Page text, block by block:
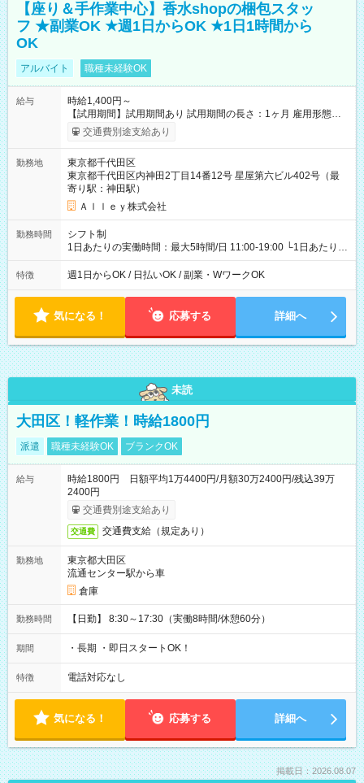
【座り＆手作業中心】香水shopの梱包スタッ
フ ★副業OK ★週1日からOK ★1日1時間から
OK
アルバイト 職種未経験OK
給与
時給1,400円～
【試用期間】試用期間あり 試用期間の長さ：1ヶ月 雇用形態、
給与は本採用時と同じです。
交通費別途支給あり
勤務地
東京都千代田区
東京都千代田区内神田2丁目14番12号 星屋第六ビル402号（最
寄り駅：神田駅）
Ａｌｌｅｙ株式会社
勤務時間
シフト制
1日あたりの実働時間：最大5時間/日 11:00-19:00 └1日あたりの
実働時間：1-5時間 └上記の時間帯内であれば、いつでも勤務可
能！ └平日・土曜日の中で、お好きな曜日でご勤務いただけま
18:00 などのように、自由な働き方が可能なお仕事です！
特徴 週1日からOK / 日払いOK / 副業・WワークOK
気になる！ 応募する 詳細へ
未読
大田区！軽作業！時給1800円
派遣 職種未経験OK ブランクOK
給与
時給1800円 日額平均1万4400円/月額30万2400円/残込39万
2400円
交通費別途支給あり
交通費 交通費支給（規定あり）
勤務地
東京都大田区
流通センター駅から車
倉庫
勤務時間 【日勤】 8:30～17:30（実働8時間/休憩60分）
期間 ・長期 ・即日スタートOK！
特徴 電話対応なし
気になる！ 応募する 詳細へ
掲載日：2026.08.07